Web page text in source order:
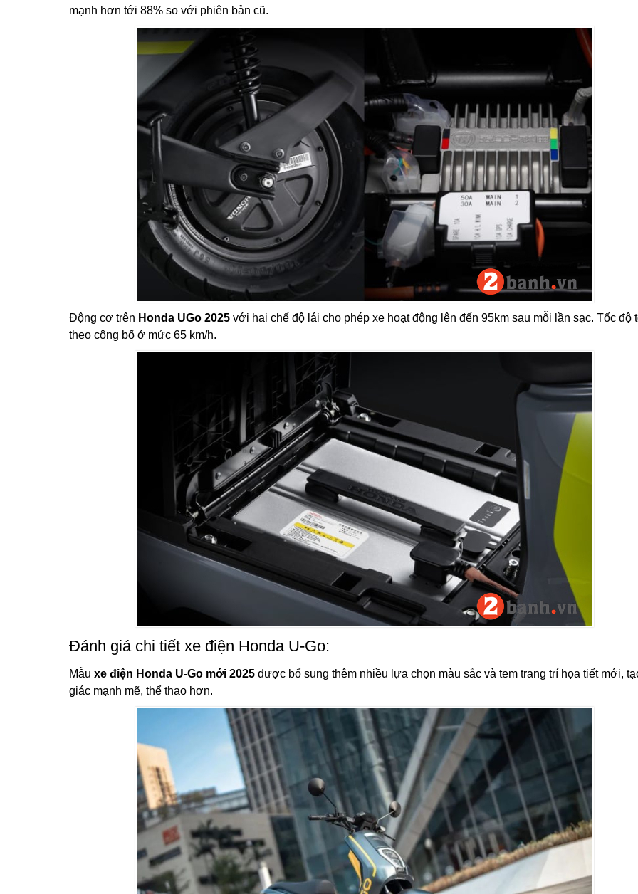
mạnh hơn tới 88% so với phiên bản cũ.
Động cơ trên Honda UGo 2025 với hai chế độ lái cho phép xe hoạt động lên đến 95km sau mỗi lần sạc. Tốc độ
theo công bố ở mức 65 km/h.
Đánh giá chi tiết xe điện Honda U-Go:
Mẫu xe điện Honda U-Go mới 2025 được bổ sung thêm nhiều lựa chọn màu sắc và tem trang trí họa tiết mới,
giác mạnh mẽ, thể thao hơn.